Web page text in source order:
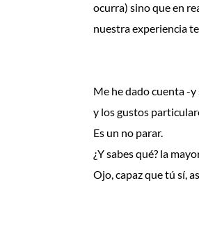
ocurra) sino que en
nuestra experiencia
Me he dado cuenta -
y los gustos
Es un no parar.
¿Y sabes qué? la
Ojo, capaz que tú sí,